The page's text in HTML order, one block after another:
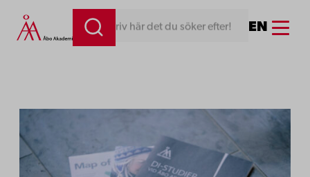
Hoppa
till
Skriv här det du söker efter! EN Menu